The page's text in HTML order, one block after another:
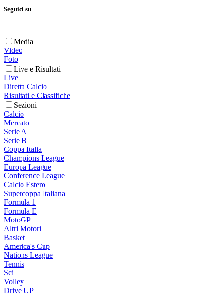
Seguici su
Media
Video
Foto
Live e Risultati
Live
Diretta Calcio
Risultati e Classifiche
Sezioni
Calcio
Mercato
Serie A
Serie B
Coppa Italia
Champions League
Europa League
Conference League
Calcio Estero
Supercoppa Italiana
Formula 1
Formula E
MotoGP
Altri Motori
Basket
America's Cup
Nations League
Tennis
Sci
Volley
Drive UP